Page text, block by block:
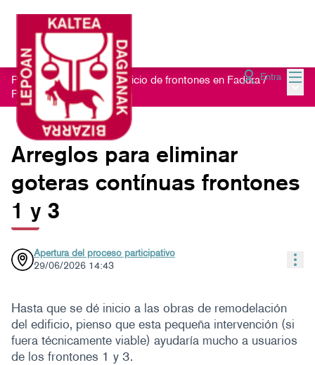
Entra
Proceso participativo edificio de frontones en Fadura /
Propuestas
Arreglos para eliminar
goteras contínuas frontones
1 y 3
Apertura del proceso participativo
29/06/2026 14:43
Hasta que se dé inicio a las obras de remodelación
del edificio, pienso que esta pequeña intervención (si
fuera técnicamente viable) ayudaría mucho a usuarios
de los frontones 1 y 3.